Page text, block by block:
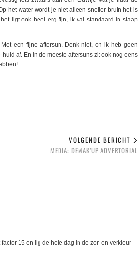
het water wordt je niet alleen sneller bruin het is
ligt ook heel erg fijn, ik val standaard in slaap
een fijne aftersun. Denk niet, oh ik heb geen
af. En in de meeste aftersuns zit ook nog eens
VOLGENDE BERICHT
MEDIA: DEMAK’UP ADVERTORIAL
15 en lig de hele dag in de zon en verkleur